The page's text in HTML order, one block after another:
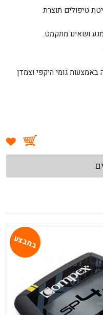
טיפולים תוצרת
ושאינו מתקמט.
גומי היקפי וצמדן
במבצע